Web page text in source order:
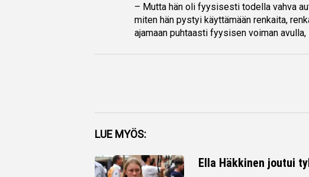
– Mutta hän oli fyysisesti todella vahva
miten hän pystyi käyttämään renkaita,
ajamaan puhtaasti fyysisen voiman
Facebook
Twitter
LUE MYÖS:
Ella Häkkinen joutui